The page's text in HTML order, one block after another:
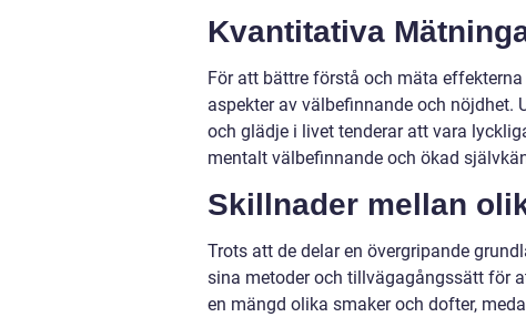
Kvantitativa
För att bättre förstå och mäta
aspekter av välbefinnande och
och glädje i livet tenderar att vara
mentalt välbefinnande och ökad
Skillnader mellan
Trots att de delar en övergripande
sina metoder och tillvägagångssätt för
en mängd olika smaker och dofter,